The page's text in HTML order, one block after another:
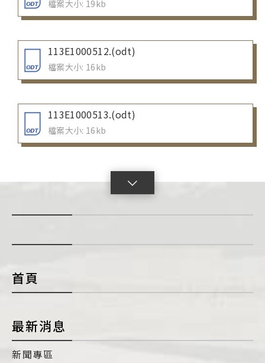
檔案大小: 19kb
113E1000512.(odt)
檔案大小: 16kb
113E1000513.(odt)
檔案大小: 16kb
首頁
最新消息
新聞專區